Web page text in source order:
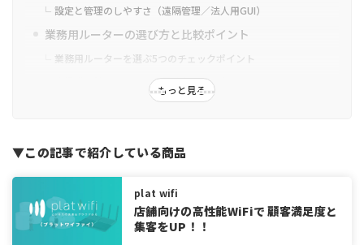
もっと見る
設定と管理のしやすさ（遠隔管理／法人用GUI）
業務用ルーターの選び方と比較ポイント
業務用ルーターを選ぶ5つのチェックポイント
小規模店舗／オフィスに最適なスペックとは？
【比較表】主要業務用ルーター3機種の機能・価格・サポート比
安さ優先でスペック不足に陥るケース
家庭用ルーターを法人利用して起きるトラブル
TP-Link業務用ルーターのおすすめモデル
▼この記事で紹介している商品
plat wifi
店舗向けの高性能WiFiで 顧客満足度と
集客をUP！！